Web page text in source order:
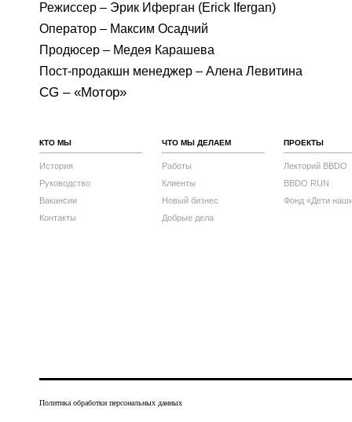
Режиссер – Эрик Иферган (Erick Ifergan)
Оператор – Максим Осадчий
Продюсер – Медея Карашева
Пост-продакшн менеджер – Алена Левитина
CG – «Мотор»
КТО МЫ
История
Руководство
Вакансии
Контакты
ЧТО МЫ ДЕЛАЕМ
Работы
Клиенты
Новый бизнес
Добрые дела
ПРОЕКТЫ
Лекторий BBDO
BBDO RUN
Фонд «Дети
Политика обработки персональных данных